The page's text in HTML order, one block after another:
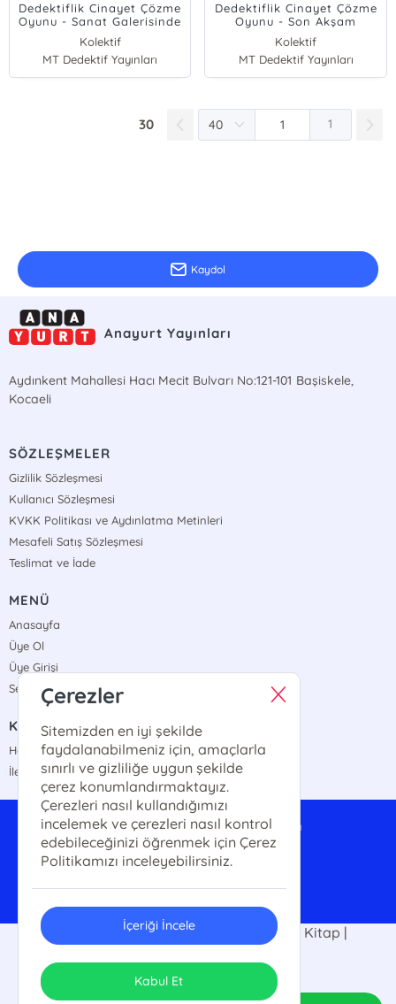
Dedektiflik Cinayet Çözme
Oyunu - Sanat Galerisinde
Cinayet
Kolektif
MT Dedektif Yayınları
Dedektiflik Cinayet Çözme
Oyunu - Son Akşam
Yemeği
Kolektif
MT Dedektif Yayınları
30 1
Kaydol
Anayurt Yayınları
Aydınkent Mahallesi Hacı Mecit Bulvarı No:121-101 Başiskele,
Kocaeli
SÖZLEŞMELER
Gizlilik Sözleşmesi
Kullanıcı Sözleşmesi
KVKK Politikası ve Aydınlatma Metinleri
Mesafeli Satış Sözleşmesi
Teslimat ve İade
MENÜ
Anasayfa
Üye Ol
Üye Girişi
Sepetim
KURUMSAL
Hakkımızda
İletişim
anayurttoptan@gmail.com
0542 324 89 34
2025 Anayurt Kitap |Kitap Fuarı | Ucuz Kitap |
Kitap10tl. Her hakkı saklıdır.
Tasarım & Uygulama
Çerezler
Sitemizden en iyi şekilde
faydalanabilmeniz için, amaçlarla
sınırlı ve gizliliğe uygun şekilde
çerez konumlandırmaktayız.
Çerezleri nasıl kullandığımızı
incelemek ve çerezleri nasıl kontrol
edebileceğinizi öğrenmek için Çerez
Politikamızı inceleyebilirsiniz.
İçeriği İncele
Kabul Et